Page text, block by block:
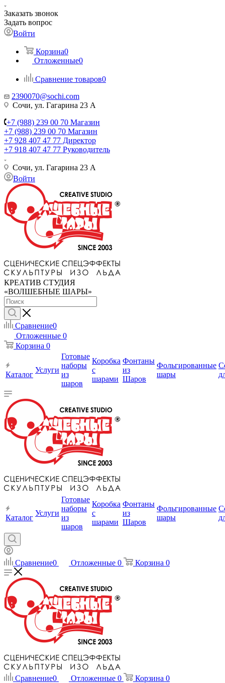
Заказать звонок
Задать вопрос
Войти
Корзина0
Отложенные0
Сравнение товаров0
2390070@sochi.com
Сочи, ул. Гагарина 23 А
+7 (988) 239 00 70 Магазин
+7 (988) 239 00 70 Магазин
+7 928 407 47 77 Директор
+7 918 407 47 77 Руководитель
Сочи, ул. Гагарина 23 А
Войти
КРЕАТИВ СТУДИЯ
«ВОЛШЕБНЫЕ ШАРЫ»
Сравнение0
Отложенные 0
Корзина 0
Каталог
Услуги
Готовые
наборы
из
шаров
Коробка
с
шарами
Фонтаны
из
Шаров
Фольгированные
шары
Каталог
Услуги
Готовые
наборы
из
шаров
Коробка
с
шарами
Фонтаны
из
Шаров
Фольгированные
шары
Сравнение0 Отложенные 0 Корзина 0
Сравнение0 Отложенные 0 Корзина 0